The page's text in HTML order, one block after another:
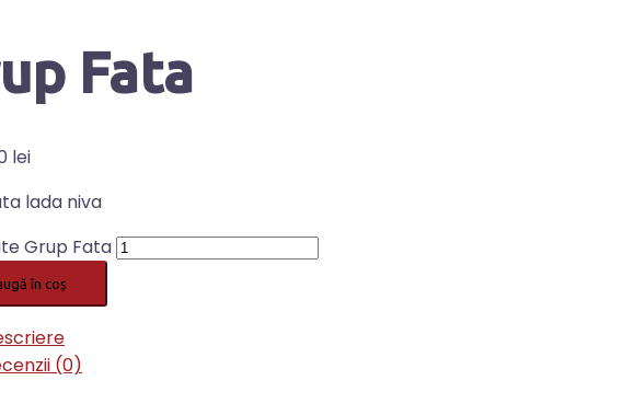
Fata
lei
lada niva
Grup Fata
în coș
(0)